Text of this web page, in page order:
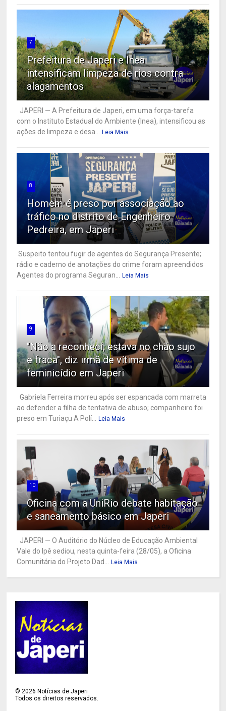
7
Prefeitura de Japeri e Inea
intensificam limpeza de rios contra
alagamentos
JAPERI — A Prefeitura de Japeri, em uma força-tarefa
com o Instituto Estadual do Ambiente (Inea), intensificou as
ações de limpeza e desa...
Leia Mais
8
Homem é preso por associação ao
tráfico no distrito de Engenheiro
Pedreira, em Japeri
Suspeito tentou fugir de agentes do Segurança Presente;
rádio e caderno de anotações do crime foram apreendidos
Agentes do programa Seguran...
Leia Mais
9
"Não a reconheci, estava no chão sujo
e fraca", diz irmã de vítima de
feminicídio em Japeri
Gabriela Ferreira morreu após ser espancada com marreta
ao defender a filha de tentativa de abuso; companheiro foi
preso em Turiaçu A Polí...
Leia Mais
10
Oficina com a UniRio debate habitação
e saneamento básico em Japeri
JAPERI — O Auditório do Núcleo de Educação Ambiental
Vale do Ipê sediou, nesta quinta-feira (28/05), a Oficina
Comunitária do Projeto Dad...
Leia Mais
©2026 Notícias de Japeri
Todos os direitos reservados.